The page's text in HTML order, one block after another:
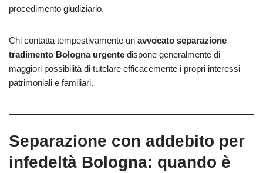
procedimento giudiziario.
Chi contatta tempestivamente un avvocato separazione
tradimento Bologna urgente dispone generalmente di
maggiori possibilità di tutelare efficacemente i propri interessi
patrimoniali e familiari.
Separazione con addebito per
infedeltà Bologna: quando è